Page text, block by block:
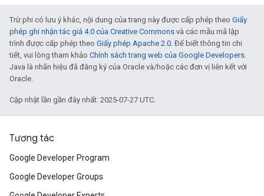
Trừ phi có lưu ý khác, nội dung của trang này được cấp phép theo Giấy
phép ghi nhận tác giả 4.0 của Creative Commons và các mẫu mã lập
trình được cấp phép theo Giấy phép Apache 2.0. Để biết thông tin chi
tiết, vui lòng tham khảo Chính sách trang web của Google Developers.
Java là nhãn hiệu đã đăng ký của Oracle và/hoặc các đơn vị liên kết với
Oracle.
Cập nhật lần gần đây nhất: 2025-07-27 UTC.
Tương tác
Google Developer Program
Google Developer Groups